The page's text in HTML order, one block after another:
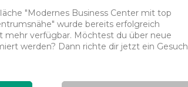
"Modernes Business Center mit top
wurde bereits erfolgreich
verfügbar. Möchtest du über neue
werden? Dann richte dir jetzt ein Gesuch